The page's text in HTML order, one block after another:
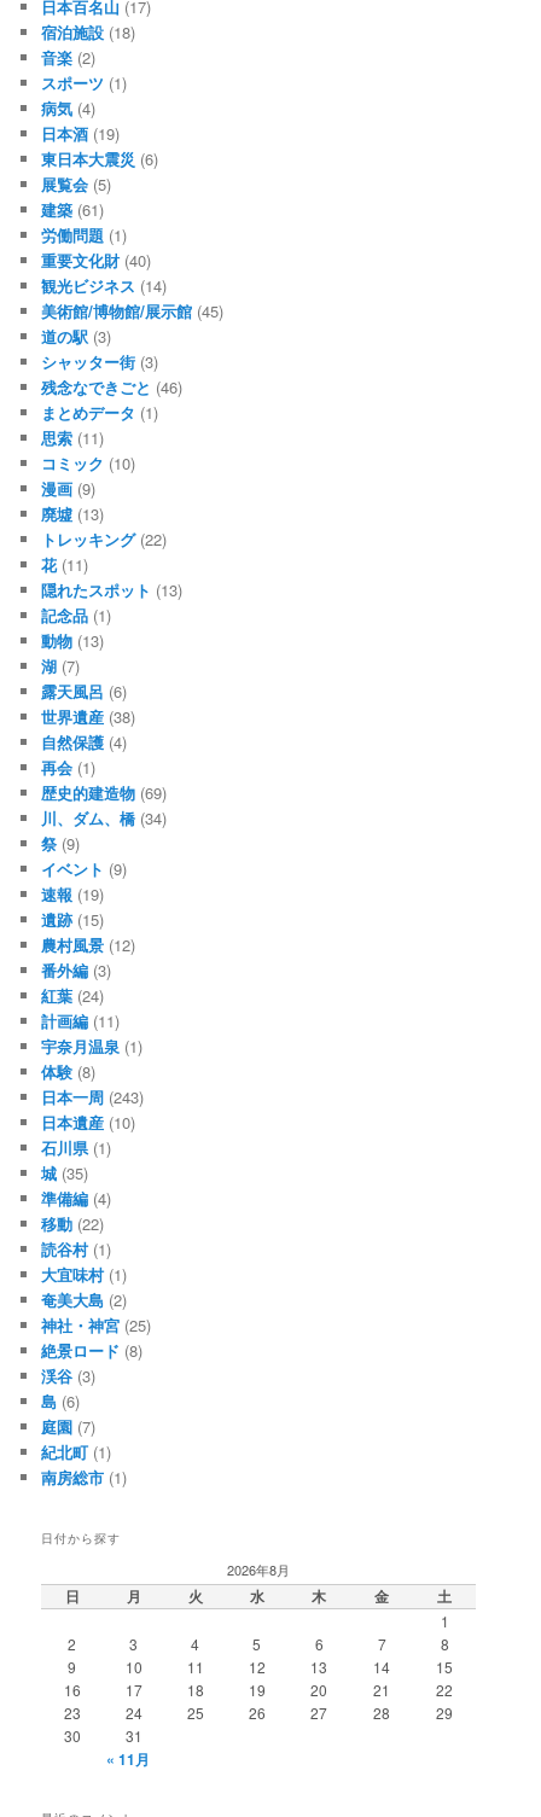
日本百名山 (17)
宿泊施設 (18)
音楽 (2)
スポーツ (1)
病気 (4)
日本酒 (19)
東日本大震災 (6)
展覧会 (5)
建築 (61)
労働問題 (1)
重要文化財(40)
観光ビジネス (14)
美術館/博物館/展示館 (45)
道の駅 (3)
シャッター街 (3)
残念なできごと (46)
まとめデータ (1)
思索 (11)
コミック (10)
漫画 (9)
廃墟 (13)
トレッキング(22)
花(11)
隠れたスポット (13)
記念品 (1)
動物 (13)
湖 (7)
露天風呂 (6)
世界遺産 (38)
自然保護 (4)
再会 (1)
歴史的建造物 (69)
川、ダム、橋 (34)
祭 (9)
イベント (9)
速報 (19)
遺跡 (15)
農村風景 (12)
番外編 (3)
紅葉 (24)
計画編 (11)
宇奈月温泉 (1)
体験 (8)
日本一周 (243)
日本遺産 (10)
石川県(1)
城 (35)
準備編 (4)
移動 (22)
読谷村(1)
大宜味村(1)
奄美大島 (2)
神社・神宮 (25)
絶景ロード (8)
渓谷 (3)
島 (6)
庭園 (7)
紀北町 (1)
南房総市 (1)
日付から探す
2026年8月
日 月 火 水 木 金 土
1
2
3 4 5 6 7
8
9
10 11 12 13 14
15
16
17 18 19 20 21
22
23
24 25 26 27 28
29
30
31
« 11月